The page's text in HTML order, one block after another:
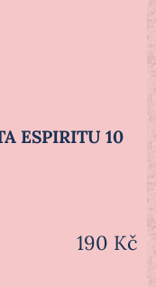
ESPIRITU 10
190 Kč